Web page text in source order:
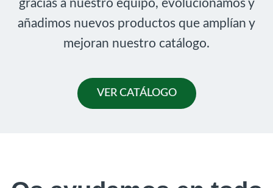
gracias a nuestro equipo, evolucionamos y
añadimos nuevos productos que amplían y
mejoran nuestro catálogo.
VER CATÁLOGO